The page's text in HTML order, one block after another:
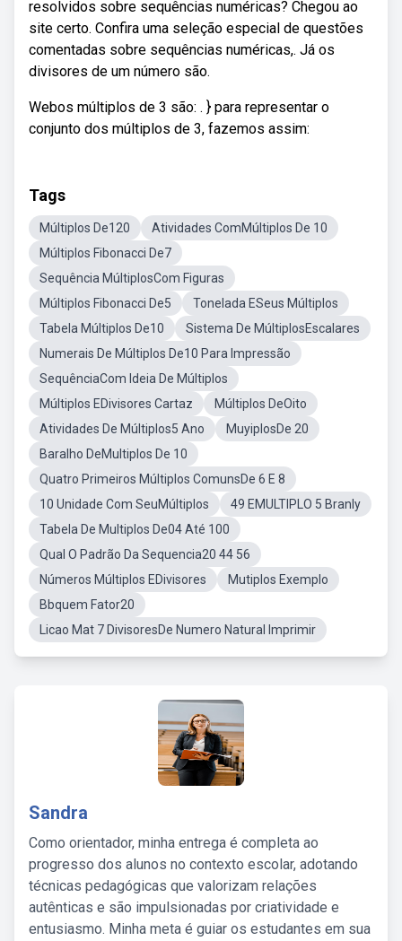
resolvidos sobre sequências numéricas? Chegou ao
site certo. Confira uma seleção especial de questões
comentadas sobre sequências numéricas,. Já os
divisores de um número são.
Webos múltiplos de 3 são: . } para representar o
conjunto dos múltiplos de 3, fazemos assim:
Tags
Múltiplos De120
Atividades ComMúltiplos De 10
Múltiplos Fibonacci De7
Sequência MúltiplosCom Figuras
Múltiplos Fibonacci De5
Tonelada ESeus Múltiplos
Tabela Múltiplos De10
Sistema De MúltiplosEscalares
Numerais De Múltiplos De10 Para Impressão
SequênciaCom Ideia De Múltiplos
Múltiplos EDivisores Cartaz
Múltiplos DeOito
Atividades De Múltiplos5 Ano
MuyiplosDe 20
Baralho DeMultiplos De 10
Quatro Primeiros Múltiplos ComunsDe 6 E 8
10 Unidade Com SeuMúltiplos
49 EMULTIPLO 5 Branly
Tabela De Multiplos De04 Até 100
Qual O Padrão Da Sequencia20 44 56
Números Múltiplos EDivisores
Mutiplos Exemplo
Bbquem Fator20
Licao Mat 7 DivisoresDe Numero Natural Imprimir
Sandra
Como orientador, minha entrega é completa ao
progresso dos alunos no contexto escolar, adotando
técnicas pedagógicas que valorizam relações
autênticas e são impulsionadas por criatividade e
entusiasmo. Minha meta é guiar os estudantes em sua